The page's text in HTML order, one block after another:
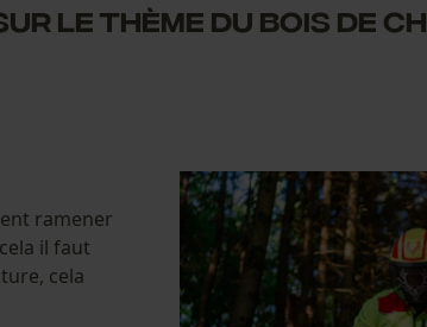
LE THÈME DU BOIS DE
ramener
il faut
cela